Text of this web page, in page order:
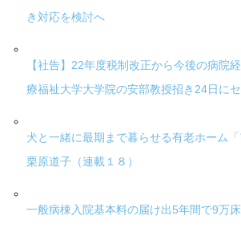
き対応を検討へ
【社告】22年度税制改正から今後の病院
療福祉大学大学院の安部教授招き24日に
犬と一緒に最期まで暮らせる有老ホーム
栗原道子（連載１８）
一般病棟入院基本料の届け出5年間で9万